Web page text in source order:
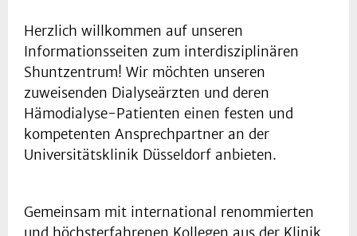
Herzlich willkommen auf unseren
Informationsseiten zum interdisziplinären
Shuntzentrum! Wir möchten unseren
zuweisenden Dialyseärzten und deren
Hämodialyse-Patienten einen festen und
kompetenten Ansprechpartner an der
Universitätsklinik Düsseldorf anbieten.
Gemeinsam mit international renommierten